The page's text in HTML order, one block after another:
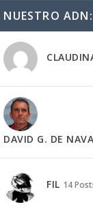
NUESTRO ADN:
DAVID G. DE
FIL 14